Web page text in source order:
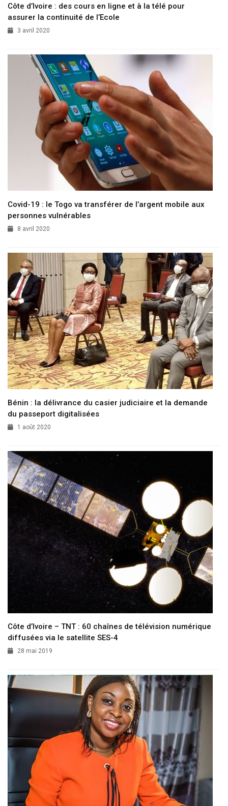
Côte d’Ivoire : des cours en ligne et à la télé pour
assurer la continuité de l’Ecole
3 avril 2020
Covid-19 : le Togo va transférer de l’argent mobile aux
personnes vulnérables
8 avril 2020
Bénin : la délivrance du casier judiciaire et la demande
du passeport digitalisées
1 août 2020
Côte d’Ivoire – TNT : 60 chaînes de télévision numérique
diffusées via le satellite SES-4
28 mai 2019